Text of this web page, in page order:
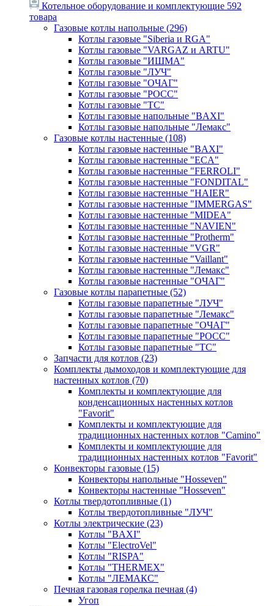
Котельное оборудование и комплектующие 592
товара
Газовые котлы напольные (296)
Котлы газовые "Siberia и RGA"
Котлы газовые "VARGAZ и ARTU"
Котлы газовые "ИШМА"
Котлы газовые "ЛУЧ"
Котлы газовые "ОЧАГ"
Котлы газовые "РОСС"
Котлы газовые "ТС"
Котлы газовые напольные "BAXI"
Котлы газовые напольные "Лемакс"
Газовые котлы настенные (108)
Котлы газовые настенные "BAXI"
Котлы газовые настенные "ECA"
Котлы газовые настенные "FERROLI"
Котлы газовые настенные "FONDITAL"
Котлы газовые настенные "HAIER"
Котлы газовые настенные "IMMERGAS"
Котлы газовые настенные "MIDEA"
Котлы газовые настенные "NAVIEN"
Котлы газовые настенные "Protherm"
Котлы газовые настенные "VGR"
Котлы газовые настенные "Vaillant"
Котлы газовые настенные "Лемакс"
Котлы газовые настенные "ОЧАГ"
Газовые котлы парапетные (52)
Котлы газовые парапетные "ЛУЧ"
Котлы газовые парапетные "Лемакс"
Котлы газовые парапетные "ОЧАГ"
Котлы газовые парапетные "РОСС"
Котлы газовые парапетные "ТС"
Запчасти для котлов (23)
Комплекты дымоходов и комплектующие для
настенных котлов (70)
Комплекты и комплектующие для
конденсационных настенных котлов
"Favorit"
Комплекты и комплектующие для
традиционных настенных котлов "Camino"
Комплекты и комплектующие для
традиционных настенных котлов "Favorit"
Конвекторы газовые (15)
Конвекторы напольные "Hosseven"
Конвекторы настенные "Hosseven"
Котлы твердотопливные (1)
Котлы твердотопливные "ЛУЧ"
Котлы электрические (23)
Котлы "BAXI"
Котлы "ElectroVel"
Котлы "RISPA"
Котлы "THERMEX"
Котлы "ЛЕМАКС"
Печная газовая горелка печная (4)
Угоп